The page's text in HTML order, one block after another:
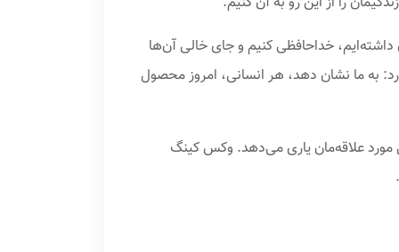
خداحافظی کنیم و جای خالی آن‌ها
به ما نشان دهد، هر انسانی، امروز محصول
مورد علاقه‌مان یاری می‌دهد. وکس کینگ